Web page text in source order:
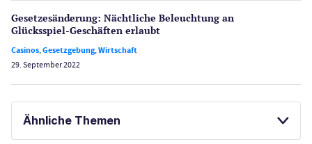
Gesetzes­änderung: Nächtliche Beleuch­tung an
Glücksspiel-Geschäften erlaubt
Casinos,Gesetzgebung,Wirtschaft
29. September 2022
Ähnliche Themen